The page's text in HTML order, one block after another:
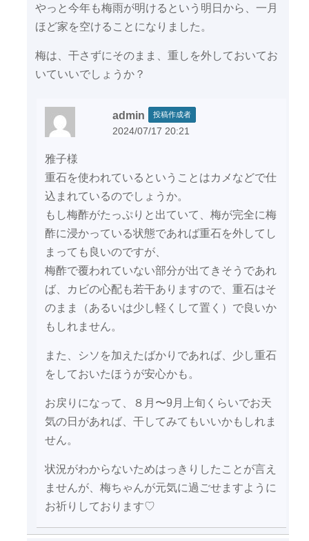
やっと今年も梅雨が明けるという明日から、一月
ほど家を空けることになりました。
梅は、干さずにそのまま、重しを外しておいてお
いていいでしょうか？
admin 投稿作成者
2024/07/17 20:21
雅子様
重石を使われているということはカメなどで仕
込まれているのでしょうか。
もし梅酢がたっぷりと出ていて、梅が完全に梅
酢に浸かっている状態であれば重石を外してし
まっても良いのですが、
梅酢で覆われていない部分が出てきそうであれ
ば、カビの心配も若干ありますので、重石はそ
のまま（あるいは少し軽くして置く）で良いか
もしれません。
また、シソを加えたばかりであれば、少し重石
をしておいたほうが安心かも。
お戻りになって、８月〜9月上旬くらいでお天
気の日があれば、干してみてもいいかもしれま
せん。
状況がわからないためはっきりしたことが言え
ませんが、梅ちゃんが元気に過ごせますように
お祈りしております♡